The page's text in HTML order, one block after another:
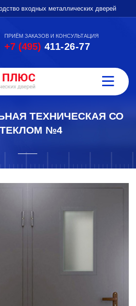
входных металлических дверей
ПРИЁМ ЗАКАЗОВ И КОНСУЛЬТАЦИЯ
+7 (495) 411-26-77
ТЕХНИЧЕСКАЯ СО
№4